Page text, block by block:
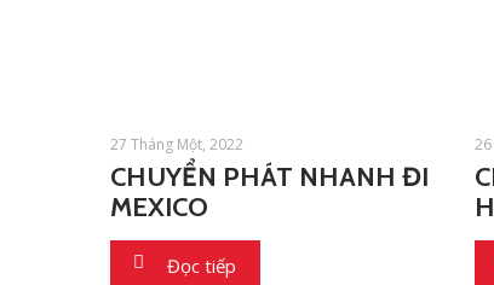
27 Tháng Một, 2022
CHUYỂN PHÁT NHANH ĐI
MEXICO
Đọc tiếp